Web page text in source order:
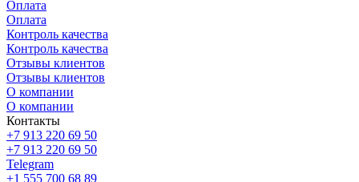
Оплата
Оплата
Контроль качества
Контроль качества
Отзывы клиентов
Отзывы клиентов
О компании
О компании
Контакты
+7 913 220 69 50
+7 913 220 69 50
Telegram
+1 555 700 68 89